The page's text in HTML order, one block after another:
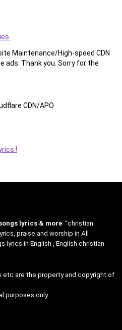
Maintenance/High-speed CDN
ads. Thank you. Sorry for the
CDN/APO
!
lyrics & more “christian
praise and worship in All
lyrics in English , English christian
etc are the property and copyright of
purposes only.